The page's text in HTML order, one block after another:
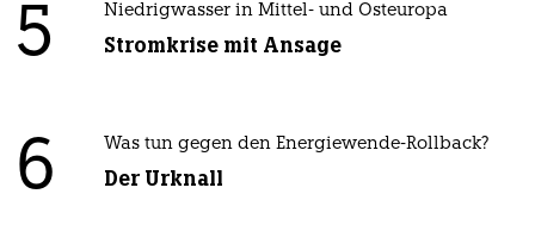
5 Niedrigwasser in Mittel- und Osteuropa
Stromkrise mit Ansage
6 Was tun gegen den Energiewende-Rollback?
Der Urknall